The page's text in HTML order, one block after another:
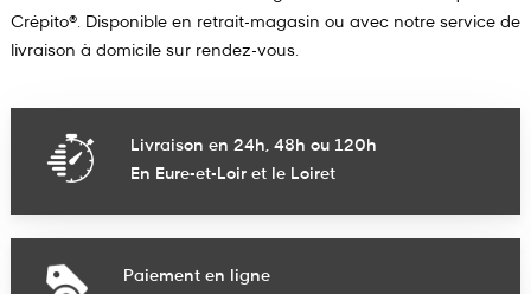
Crépito®. Disponible en retrait-magasin ou avec notre service de
livraison à domicile sur rendez-vous.
Livraison en 24h, 48h ou 120h
En Eure-et-Loir et le Loiret
Paiement en ligne